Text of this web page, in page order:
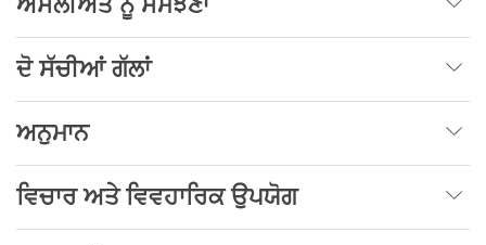
ਦੋ ਸੱਚੀਆਂ ਗੱਲਾਂ
ਅਨੁਮਾਨ
ਵਿਚਾਰ ਅਤੇ ਵਿਵਹਾਰਿਕ ਉਪਯੋਗ